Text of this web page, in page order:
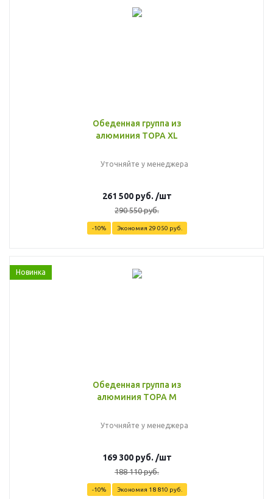
Обеденная группа из
алюминия TOPA XL
Уточняйте у менеджера
261 500руб. /шт
290 550руб.
-10% Экономия 29 050 руб.
Новинка
Обеденная группа из
алюминия TOPA M
Уточняйте у менеджера
169 300руб. /шт
188 110руб.
-10% Экономия 18 810 руб.